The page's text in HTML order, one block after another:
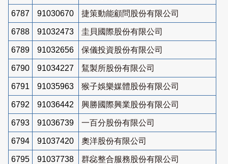
6787 91030670 捷策動能顧問股份有限公司
6788 91032473 圭貝國際股份有限公司
6789 91032656 保儀投資股份有限公司
6790 91034227 鵟製所股份有限公司
6791 91035963 猴子娛樂媒體股份有限公司
6792 91036442 興勝國際興業股份有限公司
6793 91036739 一百分股份有限公司
6794 91037420 奧洋股份有限公司
6795 91037738 群惢整合服務股份有限公司